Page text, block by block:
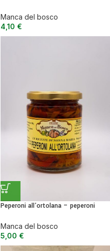
Manca del bosco
4,10 €
Peperoni all’ortolana – peperoni
Manca del bosco
5,00 €